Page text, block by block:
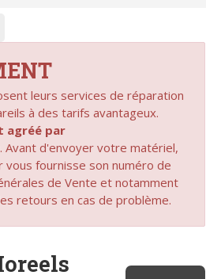
leurs services de réparation
à des tarifs avantageux.
agréé par
. Avant d'envoyer votre matériel,
fournisse son numéro de
de Vente et notamment
retours en cas de problème.